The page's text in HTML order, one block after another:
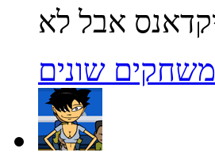
משחקים שונים